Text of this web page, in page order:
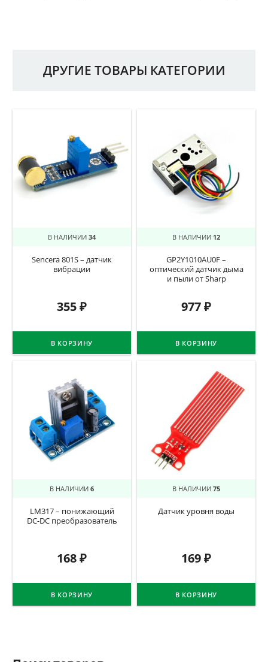
ДРУГИЕ ТОВАРЫ КАТЕГОРИИ
В НАЛИЧИИ 34
Sencera 801S – датчик
вибрации
355₽
В КОРЗИНУ
В НАЛИЧИИ 12
GP2Y1010AU0F –
оптический датчик дыма
и пыли от Sharp
977₽
В КОРЗИНУ
В НАЛИЧИИ 6
LM317 – понижающий
DC-DC преобразователь
168₽
В КОРЗИНУ
В НАЛИЧИИ 75
Датчик уровня воды
169₽
В КОРЗИНУ